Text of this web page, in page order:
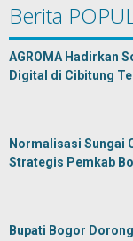
Berita
AGROMA Hadirkan
Digital di Cibitung
Normalisasi Sungai
Strategis Pemkab
Bupati Bogor